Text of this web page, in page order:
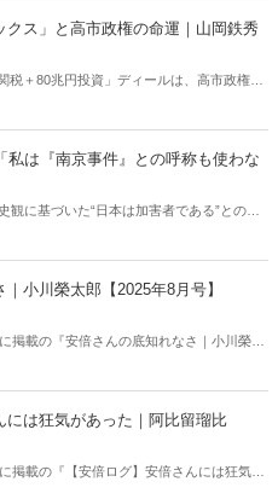
クス」と高市政権の命運｜山岡鉄秀
税＋80兆円投資」ディールは、高市政権に
私は『南京事件』との呼称も使わな
観に基づいた“日本は加害者である”との番
て日本軍は意図的に住民を殺害したとの記
――。
小川榮太郎【2025年8月号】
掲載の『安倍さんの底知れなさ｜小川榮太
には狂気があった｜阿比留瑠比
掲載の『【安倍ログ】安倍さんには狂気が